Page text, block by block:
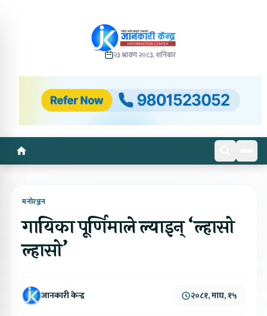
२३ श्रावण २०८३, शनिबार
मनोरञ्जन
गायिका पूर्णिमाले ल्याइन् ‘ल्हासो
ल्हासो’
जानकारी केन्द्र २०८१, माघ, १५